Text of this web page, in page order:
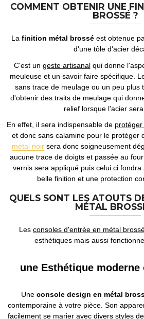
COMMENT OBTENIR UNE
BROSSÉ ?
La finition métal brossé est obtenue
d'une tôle d'acier
C'est un geste artisanalqui donne
meuleuse et un savoir faire spécifique.
sans trace de meulage ou un peu plus
d'obtenir des traits de meulage qui
relief lorsque l'acier sera
En effet, il sera indispensable de
et donc sans calamine pour le protéger
métal noirsera donc soigneusement
aucune trace de doigts et passée au
vernis sera appliqué puis celui ci
belle finition et une protection
QUELS SONT LES ATOUTS
MÉTAL
Les consoles d'entrée en métal
esthétiques mais aussi
une Esthétique
Une console design en métal
contemporaine à votre pièce. Son
facilement se marier avec divers styles